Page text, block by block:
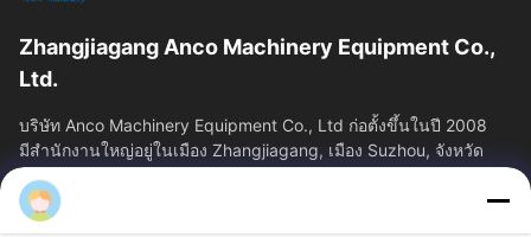
Zhangjiagang Anco Machinery Equipment Co.,
Ltd.
บริษัท Anco Machinery Equipment Co., Ltd ก่อตั้งขึ้นในปี 2008
มีสํานักงานใหญ่อยู่ในเมือง Zhangjiagang, เมือง Suzhou, จังหวัด
Jiangsu.
ลิงก์ด่วน